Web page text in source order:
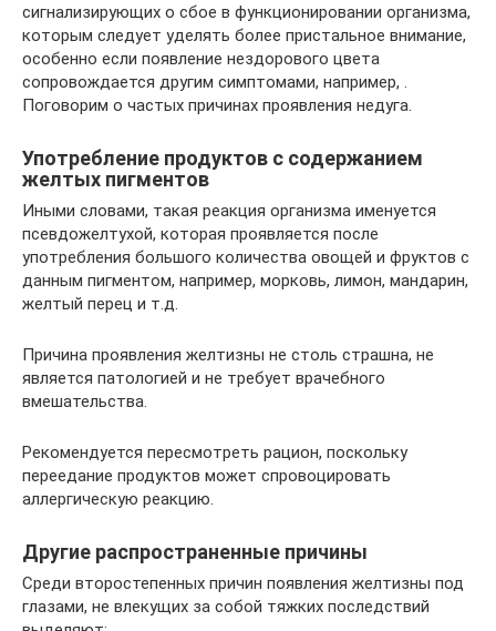
сигнализирующих о сбое в функционировании организма,
которым следует уделять более пристальное внимание,
особенно если появление нездорового цвета
сопровождается другим симптомами, например, .
Поговорим о частых причинах проявления недуга.
Употребление продуктов с содержанием
желтых пигментов
Иными словами, такая реакция организма именуется
псевдожелтухой, которая проявляется после
употребления большого количества овощей и фруктов с
данным пигментом, например, морковь, лимон, мандарин,
желтый перец и т.д.
Причина проявления желтизны не столь страшна, не
является патологией и не требует врачебного
вмешательства.
Рекомендуется пересмотреть рацион, поскольку
переедание продуктов может спровоцировать
аллергическую реакцию.
Другие распространенные причины
Среди второстепенных причин появления желтизны под
глазами, не влекущих за собой тяжких последствий